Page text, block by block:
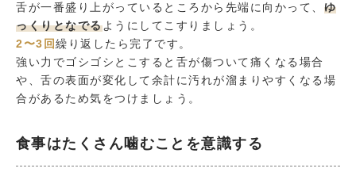
舌が一番盛り上がっているところから先端に向かって、 ゆ
っくりとなでるようにしてこすりましょう。
2〜3回繰り返したら完了です。
強い力でゴシゴシとこすると舌が傷ついて痛くなる場合
や、舌の表面が変化して余計に汚れが溜まりやすくなる場
合があるため気をつけましょう。
食事はたくさん噛むことを意識する